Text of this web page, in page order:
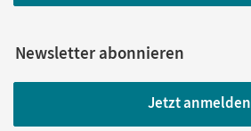
Newsletter abonnieren
Jetzt anmelden